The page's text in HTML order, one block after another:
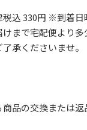
込 330円 ※到着
まで宅配便より
承くださいませ。
品の交換または